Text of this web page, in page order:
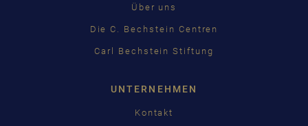
Über uns
Die C. Bechstein Centren
Carl Bechstein Stiftung
UNTERNEHMEN
Kontakt